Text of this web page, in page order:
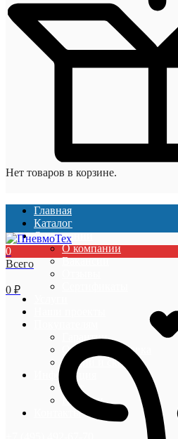
Нет товаров в корзине.
Главная
Каталог
О компании
О компании
Вакансии
Гарантии
Оплата и доставка
Акции и скидки
Информация
Блог
Новости
Контакты
0
Всего
0 ₽